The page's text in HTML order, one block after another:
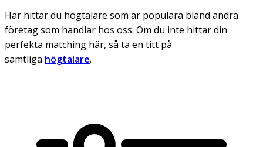
Här hittar du högtalare som är populära bland andra
företag som handlar hos oss. Om du inte hittar din
perfekta matching här, så ta en titt på
samtliga högtalare.